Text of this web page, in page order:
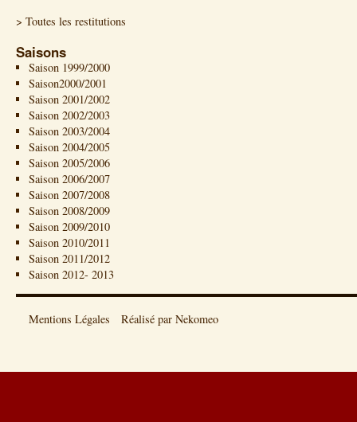
> Toutes les restitutions
Saisons
Saison 1999/2000
Saison2000/2001
Saison 2001/2002
Saison 2002/2003
Saison 2003/2004
Saison 2004/2005
Saison 2005/2006
Saison 2006/2007
Saison 2007/2008
Saison 2008/2009
Saison 2009/2010
Saison 2010/2011
Saison 2011/2012
Saison 2012- 2013
Mentions Légales Réalisé par Nekomeo